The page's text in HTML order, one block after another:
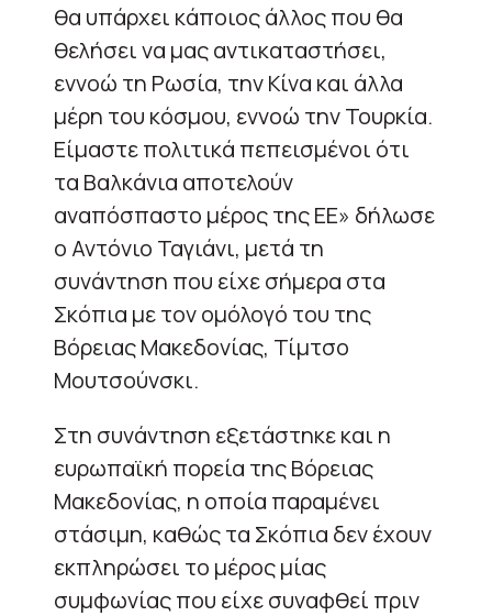
θα υπάρχει κάποιος άλλος που θα
θελήσει να μας αντικαταστήσει,
εννοώ τη Ρωσία, την Κίνα και άλλα
μέρη του κόσμου, εννοώ την Τουρκία.
Είμαστε πολιτικά πεπεισμένοι ότι
τα Βαλκάνια αποτελούν
αναπόσπαστο μέρος της ΕΕ» δήλωσε
ο Αντόνιο Ταγιάνι, μετά τη
συνάντηση που είχε σήμερα στα
Σκόπια με τον ομόλογό του της
Βόρειας Μακεδονίας, Τίμτσο
Μουτσούνσκι.
Στη συνάντηση εξετάστηκε και η
ευρωπαϊκή πορεία της Βόρειας
Μακεδονίας, η οποία παραμένει
στάσιμη, καθώς τα Σκόπια δεν έχουν
εκπληρώσει το μέρος μίας
συμφωνίας που είχε συναφθεί πριν